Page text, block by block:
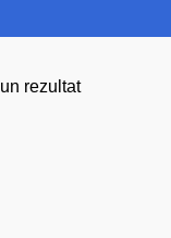
rezultat